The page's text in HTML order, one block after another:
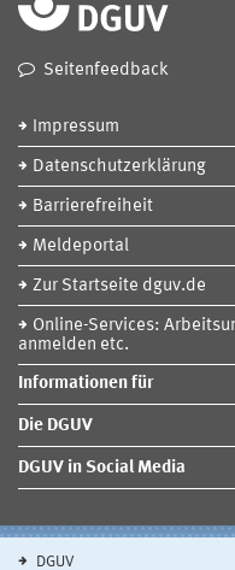
Seitenfeedback
Impressum
Datenschutzerklärung
Barrierefreiheit
Meldeportal
Zur Startseite dguv.de
Online-Services:
anmelden etc.
Informationen für
Die DGUV
DGUV in Social Media
DGUV